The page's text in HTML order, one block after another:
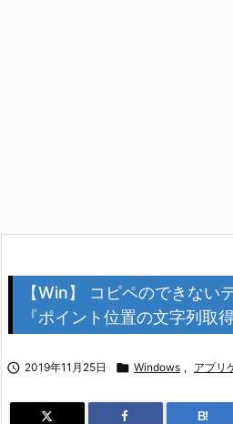
【Win】 コピペのできない
『ポイント位置の文字列取得
 2019年11月25日  Windows , アプリ
B!